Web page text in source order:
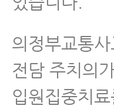
의정부교통
전담 주치의
입원집중치